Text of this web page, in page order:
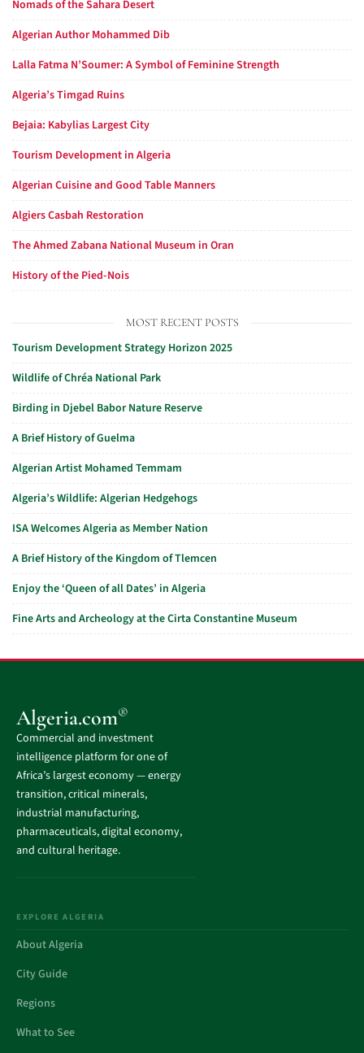
Nomads of the Sahara Desert
Algerian Author Mohammed Dib
Lalla Fatma N’Soumer: A Symbol of Feminine Strength
Algeria’s Timgad Ruins
Bejaia: Kabylias Largest City
Tourism Development in Algeria
Algerian Cuisine and Good Table Manners
Algiers Casbah Restoration
The Ahmed Zabana National Museum in Oran
History of the Pied-Nois
MOST RECENT POSTS
Tourism Development Strategy Horizon 2025
Wildlife of Chréa National Park
Birding in Djebel Babor Nature Reserve
A Brief History of Guelma
Algerian Artist Mohamed Temmam
Algeria’s Wildlife: Algerian Hedgehogs
ISA Welcomes Algeria as Member Nation
A Brief History of the Kingdom of Tlemcen
Enjoy the ‘Queen of all Dates’ in Algeria
Fine Arts and Archeology at the Cirta Constantine Museum
Algeria.com®
Commercial and investment
intelligence platform for one of
Africa’s largest economy — energy
transition, critical minerals,
industrial manufacturing,
pharmaceuticals, digital economy,
and cultural heritage.
EXPLORE ALGERIA
About Algeria
City Guide
Regions
What to See